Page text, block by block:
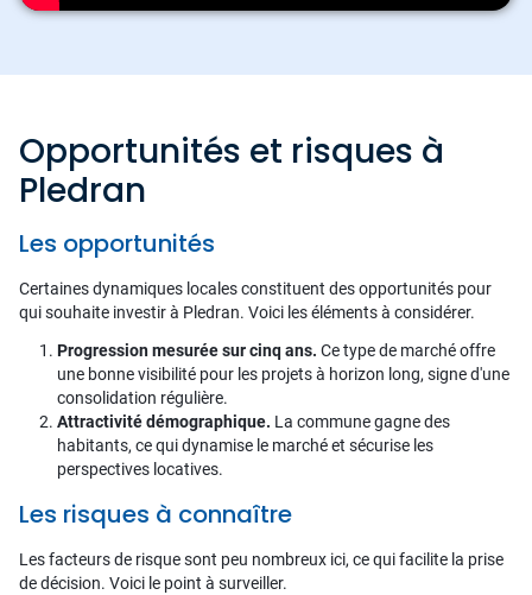
Opportunités et risques à
Pledran
Les opportunités
Certaines dynamiques locales constituent des opportunités pour
qui souhaite investir à Pledran. Voici les éléments à considérer.
Progression mesurée sur cinq ans. Ce type de marché offre
une bonne visibilité pour les projets à horizon long, signe d'une
consolidation régulière.
Attractivité démographique. La commune gagne des
habitants, ce qui dynamise le marché et sécurise les
perspectives locatives.
Les risques à connaître
Les facteurs de risque sont peu nombreux ici, ce qui facilite la prise
de décision. Voici le point à surveiller.